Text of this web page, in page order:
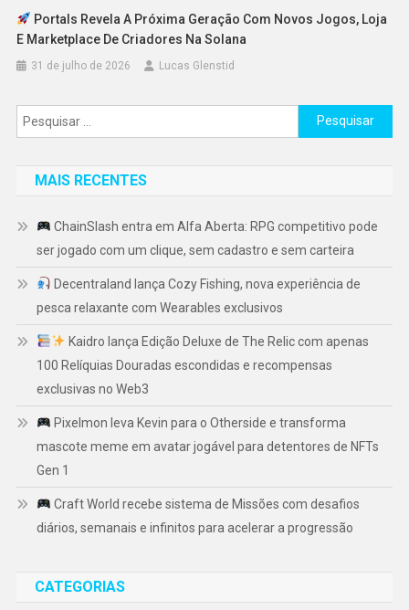
Portals Revela A Próxima Geração Com Novos Jogos, Loja
E Marketplace De Criadores Na Solana
31 de julho de 2026 Lucas Glenstid
Pesquisar
por:
MAIS RECENTES
ChainSlash entra em Alfa Aberta: RPG competitivo pode
ser jogado com um clique, sem cadastro e sem carteira
Decentraland lança Cozy Fishing, nova experiência de
pesca relaxante com Wearables exclusivos
Kaidro lança Edição Deluxe de The Relic com apenas
100 Relíquias Douradas escondidas e recompensas
exclusivas no Web3
Pixelmon leva Kevin para o Otherside e transforma
mascote meme em avatar jogável para detentores de NFTs
Gen 1
Craft World recebe sistema de Missões com desafios
diários, semanais e infinitos para acelerar a progressão
CATEGORIAS